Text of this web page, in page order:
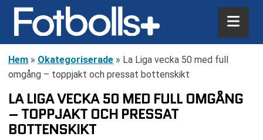
Hem » Okategoriserade » La Liga vecka 50 med full
omgång – toppjakt och pressat bottenskikt
LA LIGA VECKA 50 MED FULL OMGÅNG
– TOPPJAKT OCH PRESSAT
BOTTENSKIKT